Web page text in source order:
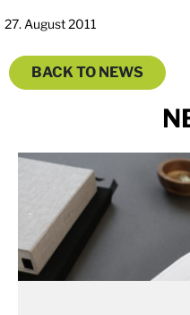
27. August 2011
BACK TO NEWS